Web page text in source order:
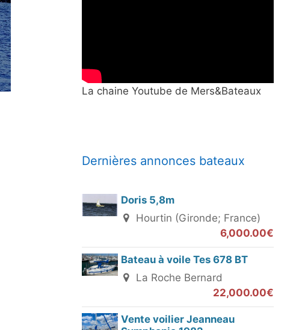
La chaine Youtube de Mers&Bateaux
Dernières annonces bateaux
Doris 5,8m
Hourtin (Gironde; France)
6,000.00€
Bateau à voile Tes 678 BT
La Roche Bernard
22,000.00€
Vente voilier Jeanneau